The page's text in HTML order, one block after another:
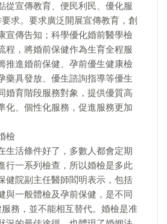
從宣傳教育、便民利民、優化服
求。要求廣泛開展宣傳教育，創
宣傳告知；科學優化婚前醫學檢
程，將婚前保健作為生育全程服
推進婚前保健、孕前優生健康檢
藥具發放、優生諮詢指導等優生
婚育階段服務對象，提供優質高
化、個性化服務，促進服務更加
檢
生活條件好了，多數人都會定期
行一系列檢查，所以婚檢是多此
健院副主任醫師閻明表示，包括
與一般體檢及孕前保健，是不同
務，並不能相互替代。婚檢是准